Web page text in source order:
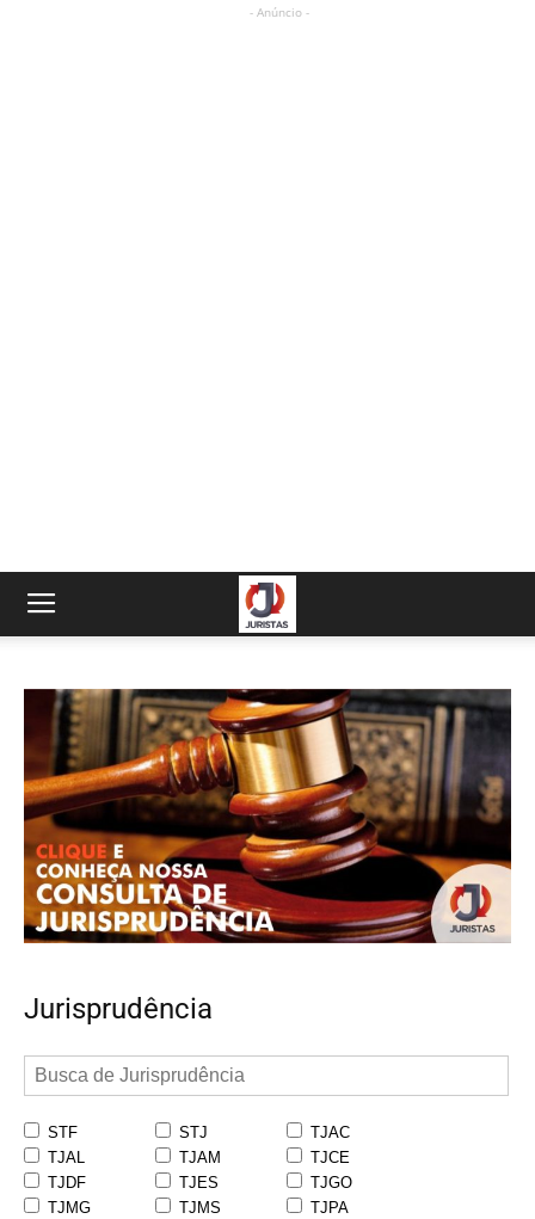
- Anúncio -
Jurisprudência
STF STJ
TJAC
TJAL
TJAM
TJCE
TJDF
TJES
TJGO
TJMG
TJMS
TJPA